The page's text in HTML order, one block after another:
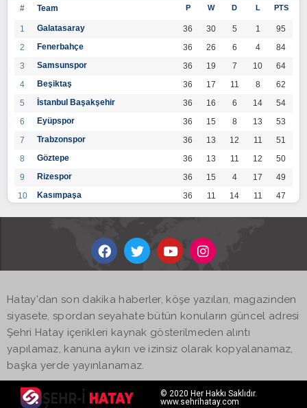
# Team P W D L PTS
1 Galatasaray 36 30 5 1
95
2
Fenerbahçe 36 26 6 4
84
3
Samsunspor 36 19 7 10
64
4
Beşiktaş 36 17 11 8
62
5
İstanbul Başakşehir 36 16 6 14
54
6
Eyüpspor 36 15 8 13
53
7
Trabzonspor 36 13 12 11
51
8
Göztepe 36 13 11 12
50
9
Rizespor 36 15 4 17
49
10
Kasımpaşa 36 11 14 11
47
36 12
14
Kayserispor 36 11 12 13
45
17
Hatayspor 36
19
Adana Demirspor
Hatay'dan son dakika haberler, köşe yazıları, magazinden
siyasete, spordan seyahate bütün konuların güncel adresi
Şehri Hatay içerikleri kaynak gösterilmeden alıntı
yapılamaz, kanuna aykırı ve izinsiz olarak kopyalanamaz,
başka yerde yayınlanamaz.
© 2020 Her Hakkı Saklıdır.
www.sehrihatay.com